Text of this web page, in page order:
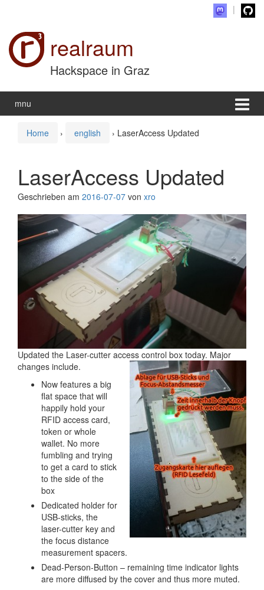
realraum
Hackspace in Graz
mnu
Home › english › LaserAccess Updated
LaserAccess Updated
Geschrieben am 2016-07-07 von xro
Updated the Laser-cutter access control box today. Major
changes include.
Now features a big
flat space that will
happily hold your
RFID access card,
token or whole
wallet. No more
fumbling and trying
to get a card to stick
to the side of the
box
Dedicated holder for
USB-sticks, the
laser-cutter key and
the focus distance
measurement spacers.
Dead-Person-Button – remaining time indicator lights
are more diffused by the cover and thus more muted.